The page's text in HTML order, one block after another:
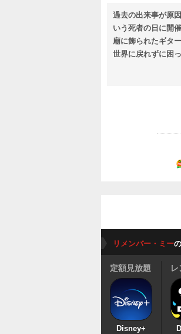
過去の出来事が原
いう死者の日に開
廟に飾られたギタ
世界に戻れずに困
リメンバー・ミー
定額見放題
Disney+